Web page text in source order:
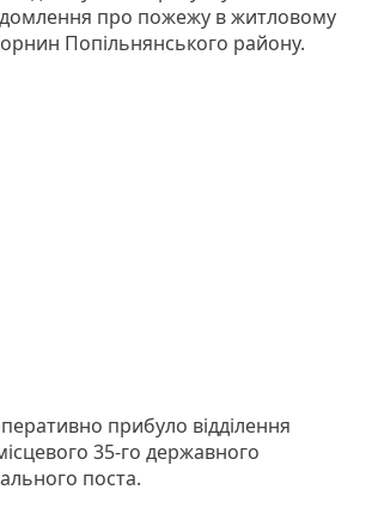
про пожежу в житловому
Попільнянського району.
прибуло відділення
35-го державного
поста.